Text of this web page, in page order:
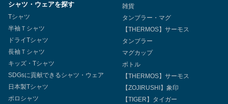
シャツ・ウェアを探す
Tシャツ
半袖Ｔシャツ
ドライTシャツ
長袖Ｔシャツ
キッズ・Tシャツ
SDGsに貢献できるシャツ・ウェア
日本製Tシャツ
ポロシャツ
雑貨
タンブラー・マグ
【THERMOS】サーモス
タンブラー
マグカップ
ボトル
【THERMOS】サーモス
【ZOJIRUSHI】象印
【TIGER】タイガー